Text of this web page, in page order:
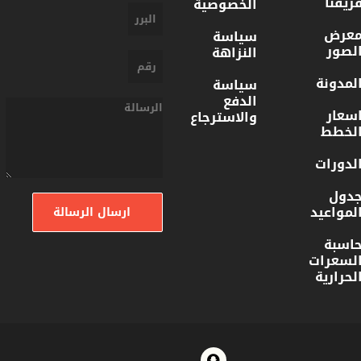
الصور
المدونة
اسعار
الخطط
الدورات
جدول
المواعيد
حاسبة
السعرات
الحرارية
سياسة
النزاهة
سياسة
الدفع
والاسترجاع
ارسال الرسالة